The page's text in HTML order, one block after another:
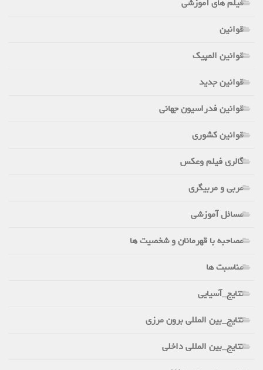
فیلم های آموزشی
قوانین
قوانین المپیک
قوانین جدید
قوانین فدراسیون جهانی
قوانین کشوری
گالری فیلم وعکس
مربی و مربیگری
مسائل آموزشی
مصاحبه با قهرمانان و شخصیت ها
مناسبت ها
نتایج_آسیایی
نتایج_بین المللی برون مرزی
نتایج_بین المللی داخلی